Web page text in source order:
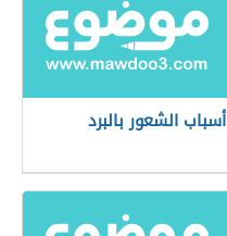
أسباب الشعور بالبرد